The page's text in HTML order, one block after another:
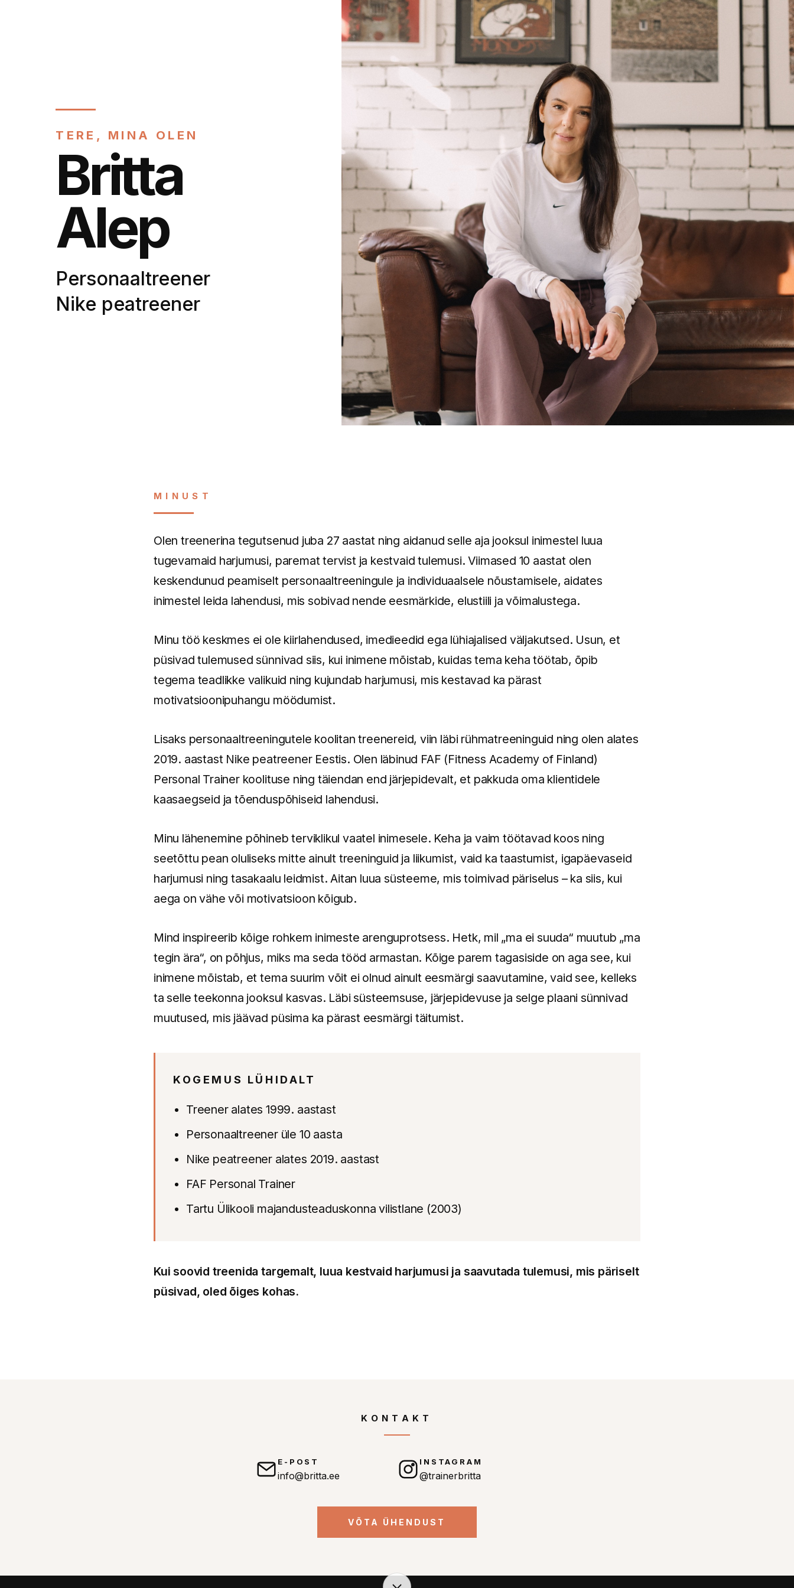
TERE, MINA OLEN
Britta
Alep
Personaaltreener
Nike peatreener
MINUST
Olen treenerina tegutsenud juba 27 aastat ning aidanud selle aja jooksul inimestel luua
tugevamaid harjumusi, paremat tervist ja kestvaid tulemusi. Viimased 10 aastat olen
keskendunud peamiselt personaaltreeningule ja individuaalsele nõustamisele, aidates
inimestel leida lahendusi, mis sobivad nende eesmärkide, elustiili ja võimalustega.
Minu töö keskmes ei ole kiirlahendused, imedieedid ega lühiajalised väljakutsed. Usun, et
püsivad tulemused sünnivad siis, kui inimene mõistab, kuidas tema keha töötab, õpib
tegema teadlikke valikuid ning kujundab harjumusi, mis kestavad ka pärast
motivatsioonipuhangu möödumist.
Lisaks personaaltreeningutele koolitan treenereid, viin läbi rühmatreeninguid ning olen alates
2019. aastast Nike peatreener Eestis. Olen läbinud FAF (Fitness Academy of Finland)
Personal Trainer koolituse ning täiendan end järjepidevalt, et pakkuda oma klientidele
kaasaegseid ja tõenduspõhiseid lahendusi.
Minu lähenemine põhineb terviklikul vaatel inimesele. Keha ja vaim töötavad koos ning
seetõttu pean oluliseks mitte ainult treeninguid ja liikumist, vaid ka taastumist, igapäevaseid
harjumusi ning tasakaalu leidmist. Aitan luua süsteeme, mis toimivad päriselus – ka siis, kui
aega on vähe või motivatsioon kõigub.
Mind inspireerib kõige rohkem inimeste arenguprotsess. Hetk, mil „ma ei suuda“ muutub „ma
tegin ära“, on põhjus, miks ma seda tööd armastan. Kõige parem tagasiside on aga see, kui
inimene mõistab, et tema suurim võit ei olnud ainult eesmärgi saavutamine, vaid see, kelleks
ta selle teekonna jooksul kasvas. Läbi süsteemsuse, järjepidevuse ja selge plaani sünnivad
muutused, mis jäävad püsima ka pärast eesmärgi täitumist.
KOGEMUS LÜHIDALT
Treener alates 1999. aastast
Personaaltreener üle 10 aasta
Nike peatreener alates 2019. aastast
FAF Personal Trainer
Tartu Ülikooli majandusteaduskonna vilistlane (2003)
Kui soovid treenida targemalt, luua kestvaid harjumusi ja saavutada tulemusi, mis päriselt
püsivad, oled õiges kohas.
KONTAKT
E-POST
info@britta.ee
INSTAGRAM
@trainerbritta
VÕTA ÜHENDUST